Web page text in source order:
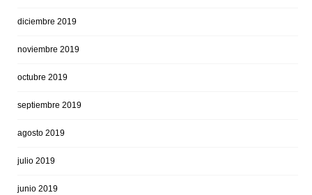
diciembre 2019
noviembre 2019
octubre 2019
septiembre 2019
agosto 2019
julio 2019
junio 2019